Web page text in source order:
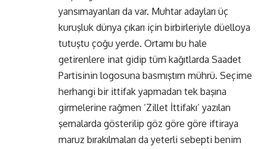
yansımayanları da var. Muhtar adayları üç
kuruşluk dünya çıkarı için birbirleriyle düelloya
tutuştu çoğu yerde. Ortamı bu hale
getirenlere inat gidip tüm kağıtlarda Saadet
Partisinin logosuna basmıştım mührü. Seçime
herhangi bir ittifak yapmadan tek başına
girmelerine rağmen ‘Zillet İttifakı’ yazılan
şemalarda gösterilip göz göre göre iftiraya
maruz bırakılmaları da yeterli sebepti benim